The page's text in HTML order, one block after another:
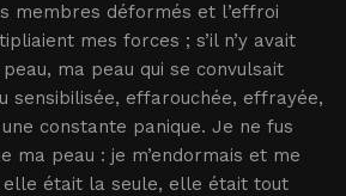
membres déformés et l’effroi
mes forces ; s’il n’y avait
ma peau qui se convulsait
sensibilisée, effarouchée, effrayée,
constante panique. Je ne fus
ma peau : je m’endormais et me
était la seule, elle était tout